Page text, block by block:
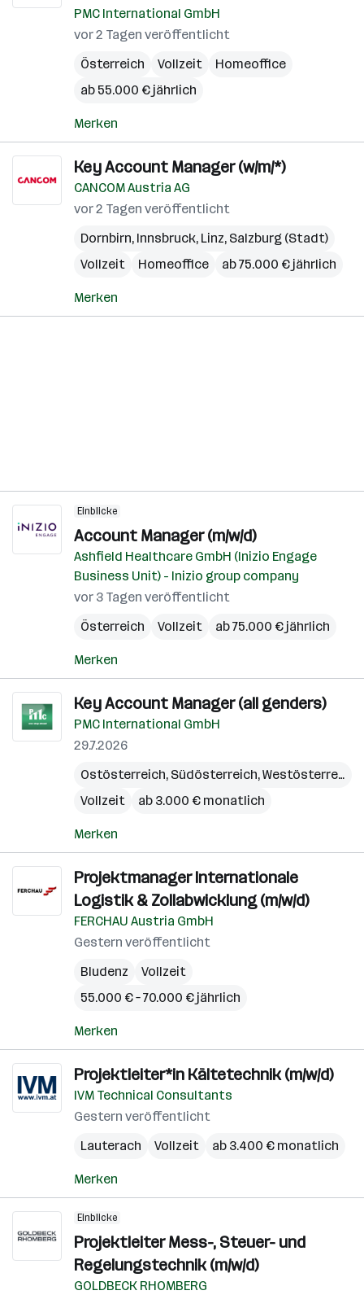
PMC International GmbH
vor 2 Tagen veröffentlicht
Österreich
Vollzeit
Homeoffice
ab 55.000 € jährlich
Merken
Key Account Manager (w/m/*)
CANCOM Austria AG
vor 2 Tagen veröffentlicht
Dornbirn, Innsbruck, Linz, Salzburg (Stadt)
Vollzeit
Homeoffice ab 75.000 € jährlich
Merken
Einblicke
Account Manager (m/w/d)
Ashfield Healthcare GmbH (Inizio Engage
Business Unit) - Inizio group company
vor 3 Tagen veröffentlicht
Österreich
Vollzeit ab 75.000 € jährlich
Merken
Key Account Manager (all genders)
PMC International GmbH
29.7.2026
Ostösterreich, Südösterreich,Westösterreich
Vollzeit
ab 3.000 € monatlich
Merken
Projektmanager Internationale
Logistik & Zollabwicklung (m/w/d)
FERCHAU Austria GmbH
Gestern veröffentlicht
Bludenz
Vollzeit
55.000 € – 70.000 € jährlich
Merken
Projektleiter*in Kältetechnik (m/w/d)
IVM Technical Consultants
Gestern veröffentlicht
Lauterach
Vollzeit ab 3.400 € monatlich
Merken
Einblicke
Projektleiter Mess-, Steuer- und
Regelungstechnik (m/w/d)
GOLDBECK RHOMBERG